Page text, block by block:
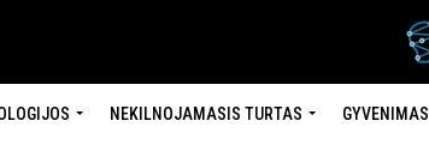
NEKILNOJAMASIS TURTAS GYVENIMAS